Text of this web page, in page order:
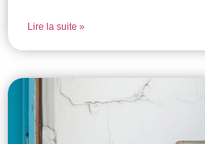
Lire la suite »